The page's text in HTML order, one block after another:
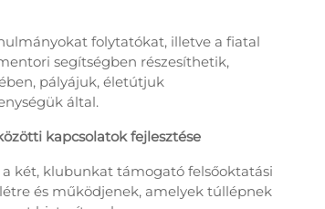
folytatókat, illetve a fiatal
segítségben részesíthetik,
pályájuk, életútjuk
által.
kapcsolatok fejlesztése
két, klubunkat támogató felsőoktatási
és működjenek, amelyek túllépnek